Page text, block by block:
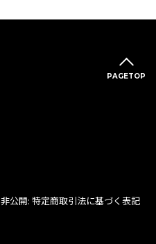
PAGETOP
非公開: 特定商取引法に基づく表記